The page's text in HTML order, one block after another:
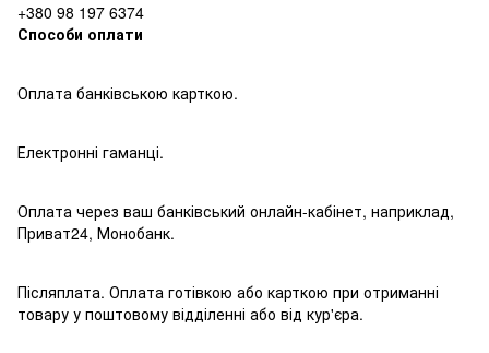
+380 98 197 6374
Способи оплати
Оплата банківською карткою.
Електронні гаманці.
Оплата через ваш банківський онлайн-кабінет, наприклад,
Приват24, Монобанк.
Післяплата. Оплата готівкою або карткою при отриманні
товару у поштовому відділенні або від кур'єра.